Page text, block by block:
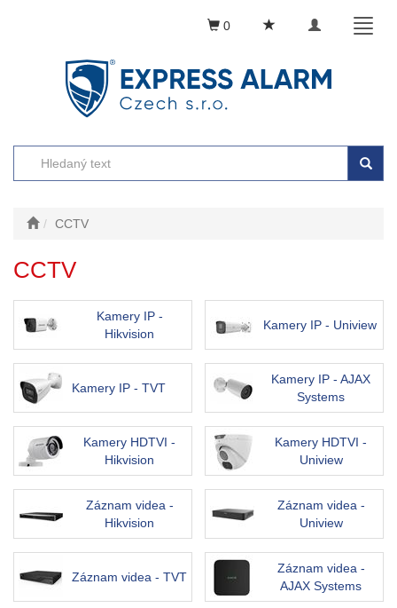
Toggle
0
CCTV
CCTV
Kamery IP -
Hikvision
Kamery IP - Uniview
Kamery IP - TVT
Kamery IP - AJAX
Systems
Kamery HDTVI -
Hikvision
Kamery HDTVI -
Uniview
Záznam videa -
Hikvision
Záznam videa -
Uniview
Záznam videa - TVT
Záznam videa -
AJAX Systems